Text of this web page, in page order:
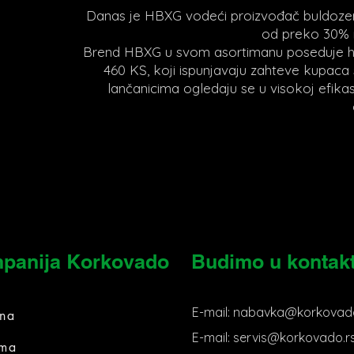
Danas je HBXG vodeći proizvođač
od preko 30%
Brend HBXG u svom asortimanu
460 KS, koji ispunjavaju zahteve
lančanicima ogledaju se u visokoj
Korkovado Budimo u
E-mail:
E-mail: